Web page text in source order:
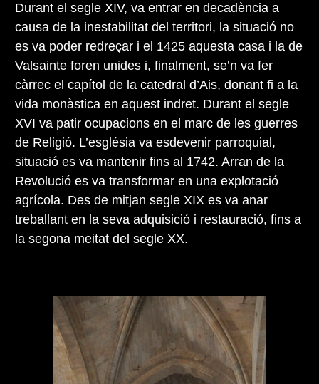
Durant el segle XIV, va entrar en decadència a
causa de la inestabilitat del territori, la situació no
es va poder redreçar i el 1425 aquesta casa i la de
Valsainte foren unides i, finalment, se’n va fer
càrrec el capítol de la catedral d’Ais, donant fi a la
vida monàstica en aquest indret. Durant el segle
XVI va patir ocupacions en el marc de les guerres
de Religió. L’església va esdevenir parroquial,
situació es va mantenir fins al 1742. Arran de la
Revolució es va transformar en una explotació
agrícola. Des de mitjan segle XIX es va anar
treballant en la seva adquisició i restauració, fins a
la segona meitat del segle XX.